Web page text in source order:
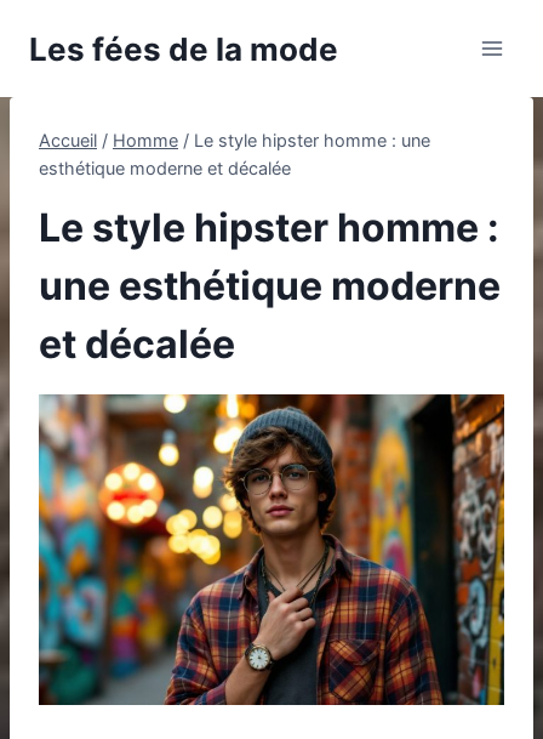
Les fées de la mode
Accueil / Homme / Le style hipster homme : une
esthétique moderne et décalée
Le style hipster homme :
une esthétique moderne
et décalée